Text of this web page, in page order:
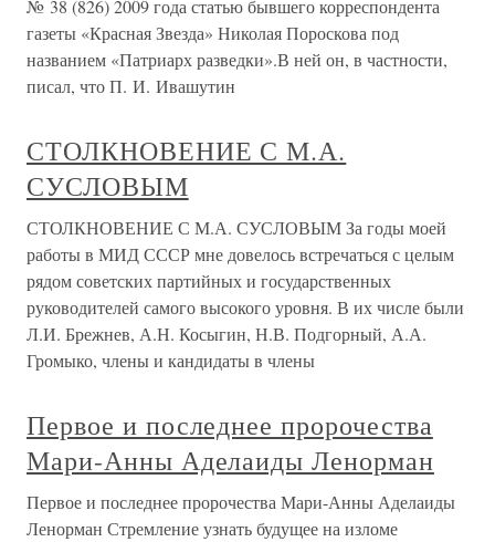
№ 38 (826) 2009 года статью бывшего корреспондента
газеты «Красная Звезда» Николая Пороскова под
названием «Патриарх разведки».В ней он, в частности,
писал, что П. И. Ивашутин
СТОЛКНОВЕНИЕ С М.А.
СУСЛОВЫМ
СТОЛКНОВЕНИЕ С М.А. СУСЛОВЫМ За годы моей
работы в МИД СССР мне довелось встречаться с целым
рядом советских партийных и государственных
руководителей самого высокого уровня. В их числе были
Л.И. Брежнев, А.Н. Косыгин, Н.В. Подгорный, А.А.
Громыко, члены и кандидаты в члены
Первое и последнее пророчества
Мари-Анны Аделаиды Ленорман
Первое и последнее пророчества Мари-Анны Аделаиды
Ленорман Стремление узнать будущее на изломе